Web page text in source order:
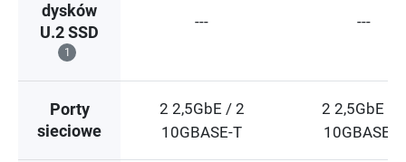
dysków
U.2 SSD
1
--- ---
Porty
sieciowe
2 2,5GbE / 2
10GBASE-T
2 2,5GbE / 2
10GBASE-T